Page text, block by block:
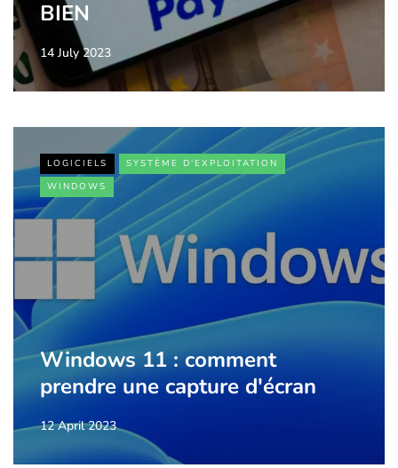
BIEN
14 July 2023
LOGICIELS
SYSTÈME D'EXPLOITATION
WINDOWS
Windows 11 : comment
prendre une capture d'écran
12 April 2023